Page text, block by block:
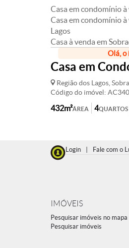
Casa em condomínio
Casa em condomínio
Lagos
Casa à venda em
Olá, o
Casa em
Região dos Lagos,
Código do imóvel:
ÁREA
432m² QUARTOS
4
Login | Fale com o
IMÓVEIS
Pesquisar imóveis no mapa
Pesquisar imóveis